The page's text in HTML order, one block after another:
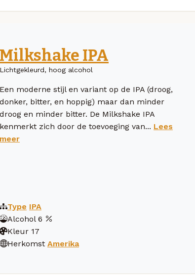
Milkshake IPA
Lichtgekleurd, hoog alcohol
Een moderne stijl en variant op de IPA (droog,
donker, bitter, en hoppig) maar dan minder
droog en minder bitter. De Milkshake IPA
kenmerkt zich door de toevoeging van... Lees
meer
Type IPA
Alcohol 6
Kleur 17
Herkomst Amerika